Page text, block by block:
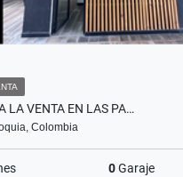
LA VENTA EN LAS PA…
Colombia
0Garaje